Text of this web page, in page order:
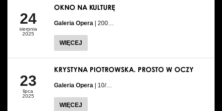
24
sierpnia
2025
OKNO NA KULTURĘ
Galeria Opera | 200…
WIĘCEJ
23
lipca
2025
KRYSTYNA PIOTROWSKA. PROSTO W OCZY
Galeria Opera | 10/…
WIĘCEJ